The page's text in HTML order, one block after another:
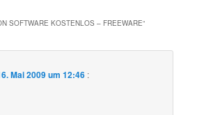
SOFTWARE KOSTENLOS – FREEWARE“
Mai 2009 um 12:46 :